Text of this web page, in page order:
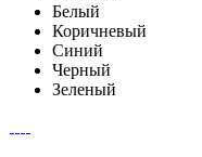
Белый
Коричневый
Синий
Черный
Зеленый